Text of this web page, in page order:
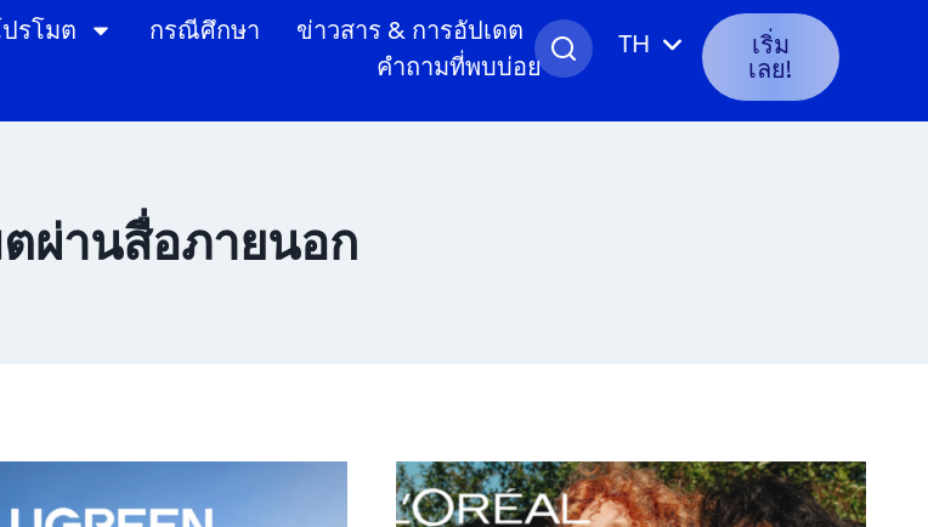
รโมต กรณีศึกษา
ข่าวสาร & การอัปเดต
คำถามที่พบบ่อย
TH
เริ่ม
เลย!
ผ่านสื่อภายนอก